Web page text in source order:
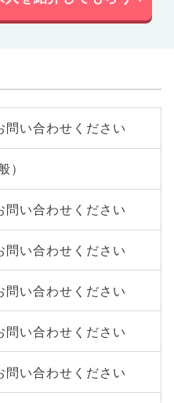
問い合わせください
）
問い合わせください
問い合わせください
問い合わせください
問い合わせください
問い合わせください